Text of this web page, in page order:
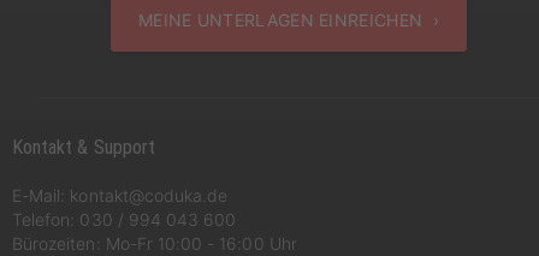
MEINE UNTERLAGEN EINREICHEN ›
Kontakt & Support
E-Mail: kontakt@coduka.de
Telefon: 030 / 994 043 600
Bürozeiten: Mo-Fr 10:00 - 16:00 Uhr